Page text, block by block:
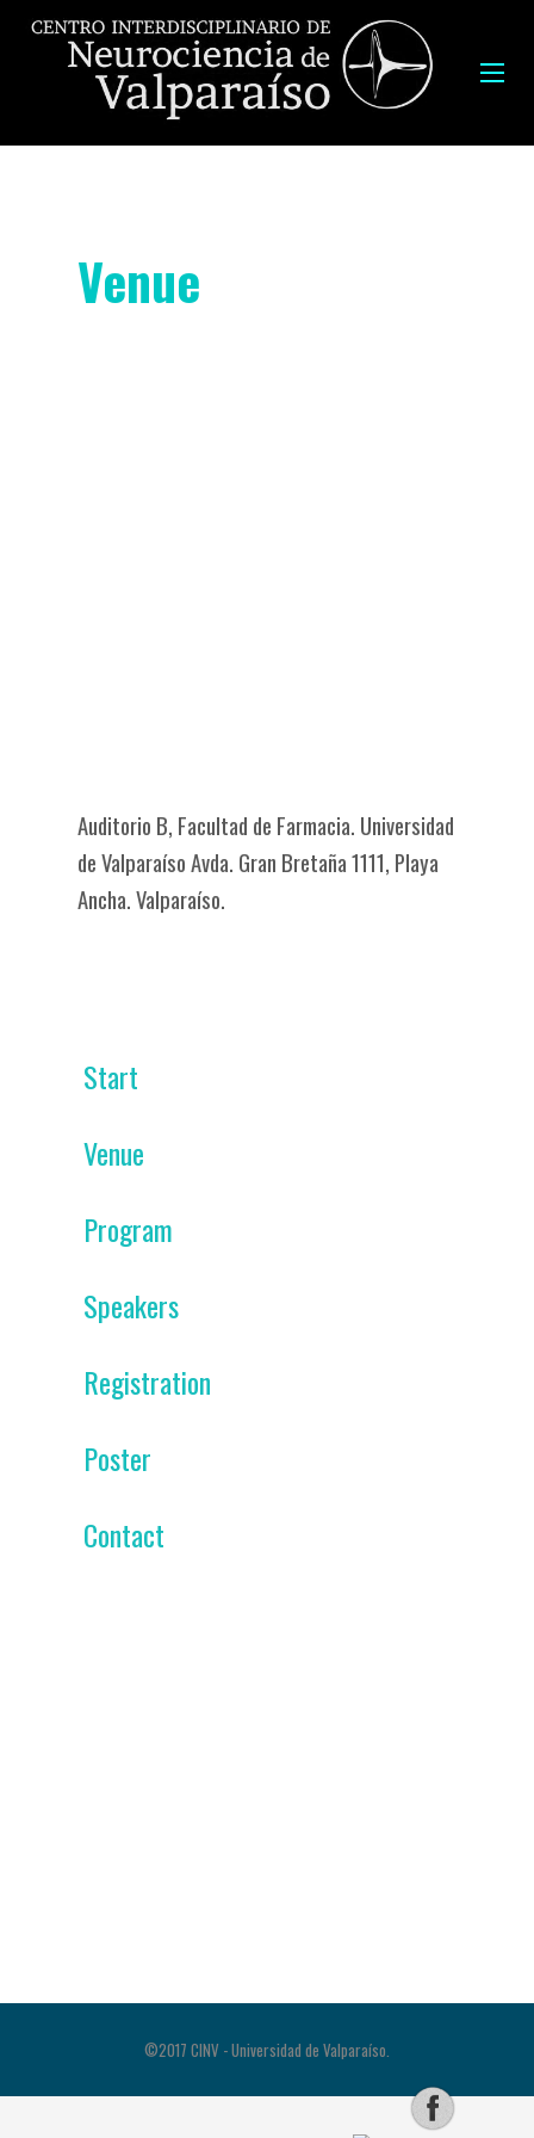
Venue
Auditorio B, Facultad de Farmacia. Universidad
de ValparaísoAvda. Gran Bretaña 1111, Playa
Ancha. Valparaíso.
Start
Venue
Program
Speakers
Registration
Poster
Contact
©2017 CINV - Universidad de Valparaíso.